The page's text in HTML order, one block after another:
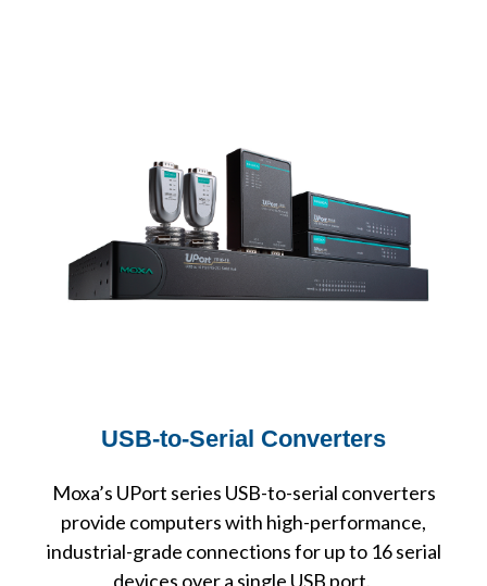
USB-to-Serial Converters
Moxa’s UPort series USB-to-serial converters
provide computers with high-performance,
industrial-grade connections for up to 16 serial
devices over a single USB port.